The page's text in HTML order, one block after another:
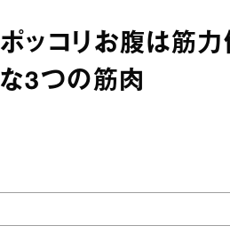
ポッコリお腹は筋
な3つの筋肉